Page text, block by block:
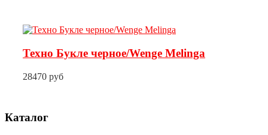
Техно Букле черное/Wenge Melinga
28470 руб
Каталог